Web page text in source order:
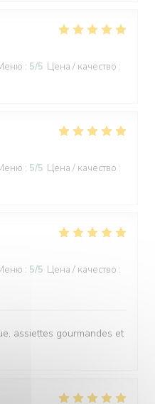
: 5/5 Цена / качество :
: 5/5 Цена / качество :
: 5/5 Цена / качество :
assiettes gourmandes et